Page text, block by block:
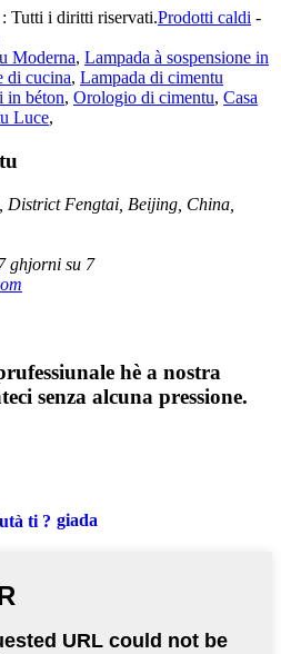
Tutti i diritti riservati.Prodotti caldi -
Moderna, Lampada à sospensione in
di cucina, Lampada di cimentu
in béton, Orologio di cimentu, Casa
Luce,
District Fengtai, Beijing, China,
ghjorni su 7
hè a nostra
senza alcuna pressione.
giada